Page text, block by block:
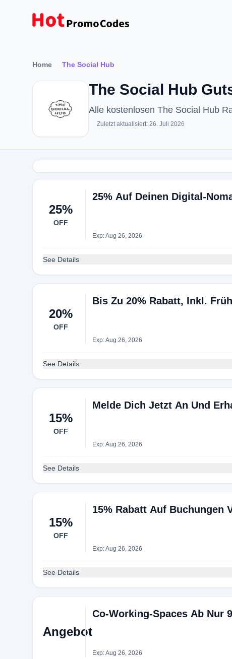
Home The Social Hub
The Social Hub
Alle kostenlosen The Social Hub
Zuletzt aktualisiert: 26. Juli 2026
25%
OFF
25% Auf Deinen Digital-
Exp: Aug 26, 2026
See Details
20%
OFF
Bis Zu 20% Rabatt, Inkl.
Exp: Aug 26, 2026
See Details
15%
OFF
Melde Dich Jetzt An Und
Exp: Aug 26, 2026
See Details
15%
OFF
15% Rabatt Auf Buchungen
Exp: Aug 26, 2026
See Details
Angebot
Co-Working-Spaces Ab Nur
Exp: Aug 26, 2026